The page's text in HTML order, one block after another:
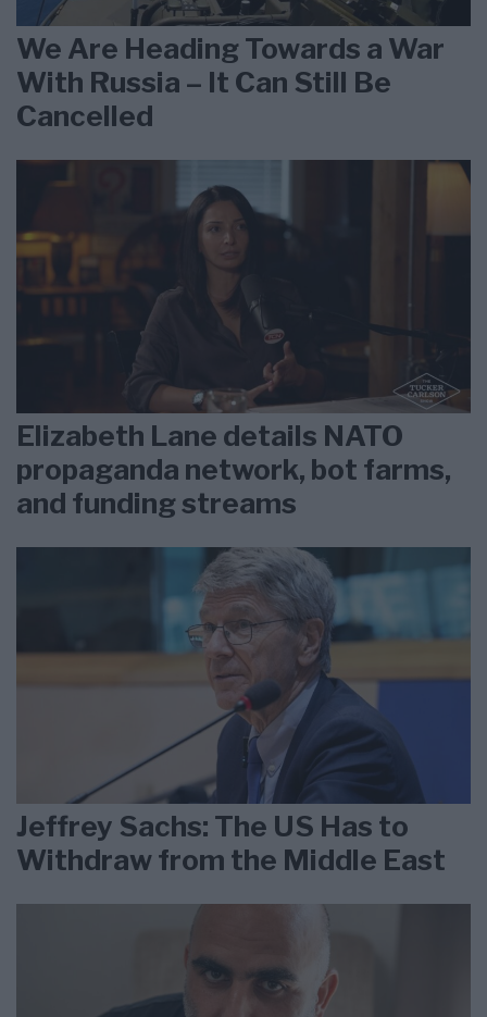
We Are Heading Towards a War
With Russia – It Can Still Be
Cancelled
Elizabeth Lane details NATO
propaganda network, bot farms,
and funding streams
Jeffrey Sachs: The US Has to
Withdraw from the Middle East